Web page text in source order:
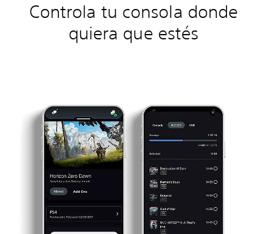
Controla tu consola donde
quiera que estés